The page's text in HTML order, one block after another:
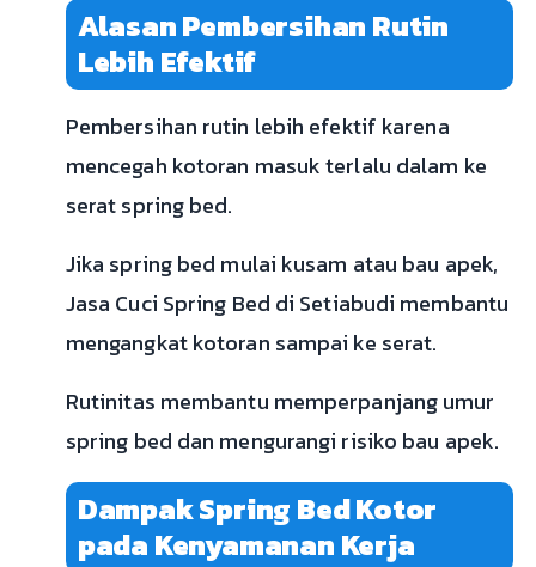
Alasan Pembersihan Rutin
Lebih Efektif
Pembersihan rutin lebih efektif karena
mencegah kotoran masuk terlalu dalam ke
serat spring bed.
Jika spring bed mulai kusam atau bau apek,
Jasa Cuci Spring Bed di Setiabudi membantu
mengangkat kotoran sampai ke serat.
Rutinitas membantu memperpanjang umur
spring bed dan mengurangi risiko bau apek.
Dampak Spring Bed Kotor
pada Kenyamanan Kerja